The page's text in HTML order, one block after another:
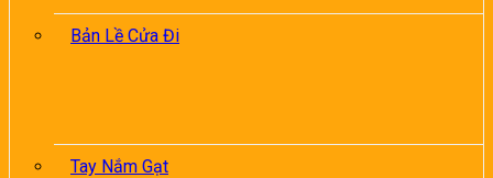
Bản Lề Cửa Đi
Tay Nắm Gạt